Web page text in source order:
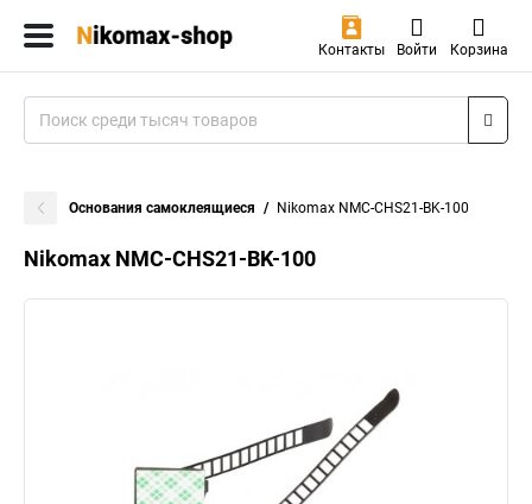
Контакты Войти Корзина
Основания самоклеящиеся Nikomax NMC-CHS21-BK-100
Nikomax NMC-CHS21-BK-100